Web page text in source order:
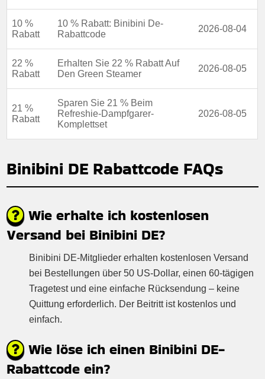
10 %
Rabatt
10 % Rabatt: Binibini De-
Rabattcode
2026-08-04
22 %
Rabatt
Erhalten Sie 22 % Rabatt Auf
Den Green Steamer
2026-08-05
21 %
Rabatt
Sparen Sie 21 % Beim
Refreshie-Dampfgarer-
Komplettset
2026-08-05
Binibini DE Rabattcode FAQs
Wie erhalte ich kostenlosen
Versand bei Binibini DE?
Binibini DE-Mitglieder erhalten kostenlosen Versand
bei Bestellungen über 50 US-Dollar, einen 60-tägigen
Tragetest und eine einfache Rücksendung – keine
Quittung erforderlich. Der Beitritt ist kostenlos und
einfach.
Wie löse ich einen Binibini DE-
Rabattcode ein?